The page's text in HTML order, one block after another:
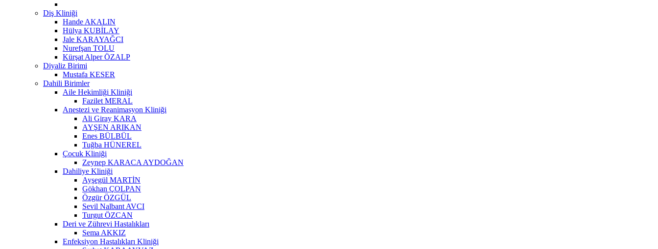
Diş Kliniği
Hande AKALIN
Hülya KUBİLAY
Jale KARAYAĞCI
Nurefşan TOLU
Kürşat Alper ÖZALP
Diyaliz Birimi
Mustafa KESER
Dahili Birimler
Aile Hekimliği Kliniği
Fazilet MERAL
Anestezi ve Reanimasyon Kliniği
Ali Giray KARA
AYŞEN ARIKAN
Enes BÜLBÜL
Tuğba HÜNEREL
Çocuk Kliniği
Zeynep KARACA AYDOĞAN
Dahiliye Kliniği
Ayşegül MARTİN
Gökhan ÇOLPAN
Özgür ÖZGÜL
Sevil Nalbant AVCI
Turgut ÖZCAN
Deri ve Zührevi Hastalıkları
Sema AKKIZ
Enfeksiyon Hastalıkları Kliniği